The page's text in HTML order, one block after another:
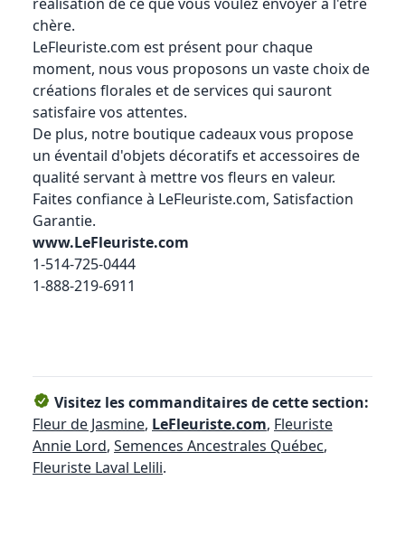
chère.
LeFleuriste.com est présent pour chaque
moment, nous vous proposons un vaste choix de
créations florales et de services qui sauront
satisfaire vos attentes.
De plus, notre boutique cadeaux vous propose
un éventail d'objets décoratifs et accessoires de
qualité servant à mettre vos fleurs en valeur.
Faites confiance à LeFleuriste.com, Satisfaction
Garantie.
www.LeFleuriste.com
1-514-725-0444
1-888-219-6911
Visitez les commanditaires de cette section:
Fleur de Jasmine, LeFleuriste.com, Fleuriste
Annie Lord, Semences Ancestrales Québec,
Fleuriste Laval Lelili.